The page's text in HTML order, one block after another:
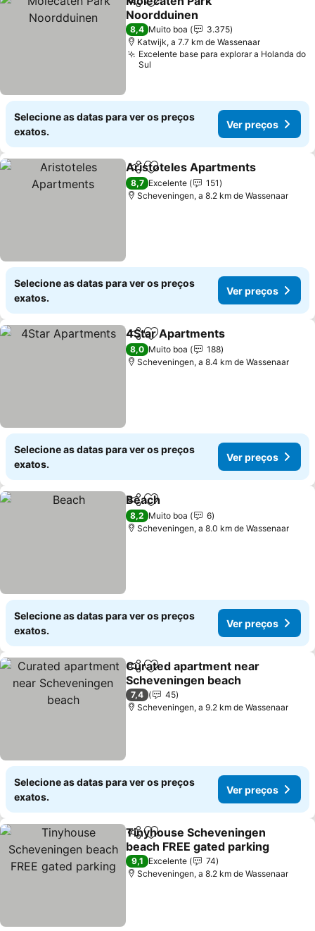
PartilharAdicionar aos favoritos
Noordduinen
Ver preços
8,4 Muito boa
3.375
Katwijk, a 7.7 km de Wassenaar
Excelente base para explorar a Holanda do
Sul
Selecione as datas para ver os preços
exatos.
Ver preços
PartilharAdicionar aos favoritos
Aristoteles Apartments
8,7 Excelente
151
Scheveningen, a 8.2 km de Wassenaar
Selecione as datas para ver os preços
exatos.
Ver preços
PartilharAdicionar aos favoritos
4Star Apartments
8,0 Muito boa
188
Scheveningen, a 8.4 km de Wassenaar
Selecione as datas para ver os preços
exatos.
Ver preços
PartilharAdicionar aos favoritos
Beach
8,2 Muito boa
6
Scheveningen, a 8.0 km de Wassenaar
Selecione as datas para ver os preços
exatos.
Ver preços
PartilharAdicionar aos favoritos
Curated apartment near
Scheveningen beach
Ver preços
7,4
45
Scheveningen, a 9.2 km de Wassenaar
Selecione as datas para ver os preços
exatos.
Ver preços
PartilharAdicionar aos favoritos
Tinyhouse Scheveningen
beach FREE gated parking
Ver preços
9,1 Excelente
74
Scheveningen, a 8.2 km de Wassenaar